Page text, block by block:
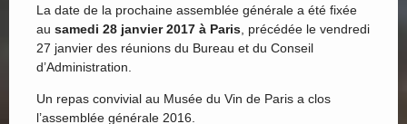
La date de la prochaine assemblée générale a été fixée
au samedi 28 janvier 2017 à Paris , précédée le vendredi
27 janvier des réunions du Bureau et du Conseil
d’Administration.
Un repas convivial au Musée du Vin de Paris a clos
l’assemblée générale 2016.